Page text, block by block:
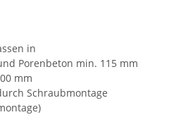
in
Porenbeton min. 115 mm
mm
Schraubmontage